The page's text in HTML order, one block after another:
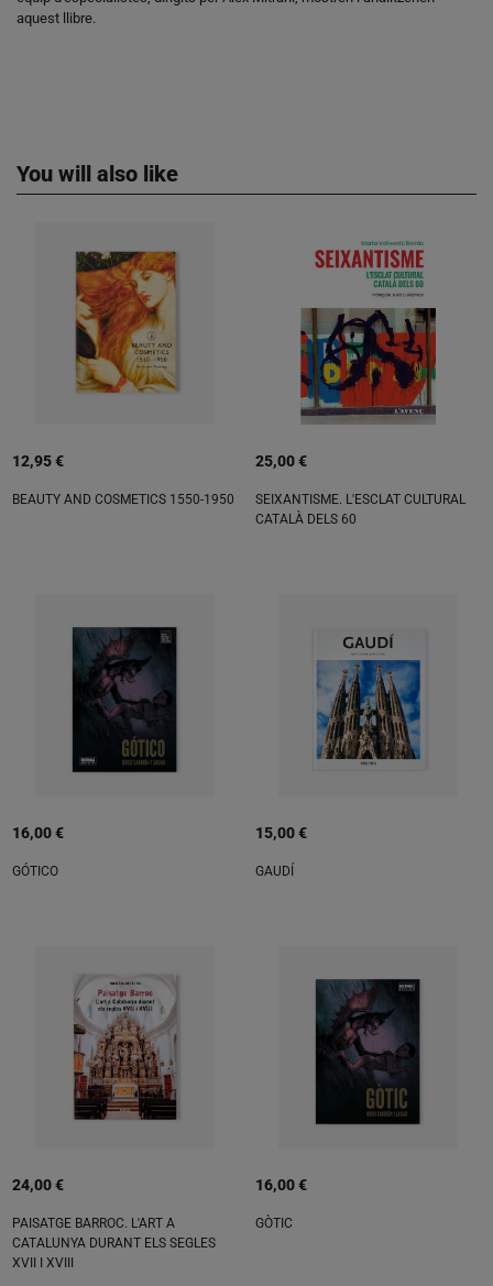
aquest llibre.
You will also like
12,95 €
BEAUTY AND COSMETICS 1550-1950
25,00 €
SEIXANTISME. L'ESCLAT CULTURAL
CATALÀ DELS 60
16,00 €
GÓTICO
15,00 €
GAUDÍ
24,00 €
PAISATGE BARROC. L'ART A
CATALUNYA DURANT ELS SEGLES
XVII I XVIII
16,00 €
GÒTIC